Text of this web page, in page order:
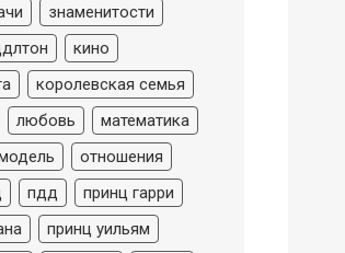
знаменитости
кино
королевская семья
любовь
математика
отношения
пдд
принц гарри
принц уильям